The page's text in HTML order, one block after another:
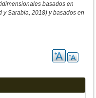
basados en
y Sarabia, 2018) y basados en